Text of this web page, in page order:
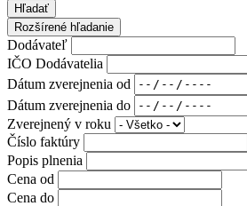
Hľadať
Rozšírené hľadanie
Dodávateľ
IČO Dodávatelia
Dátum zverejnenia od
Dátum zverejnenia do
Zverejnený v roku
Číslo faktúry
Popis plnenia
Cena od
Cena do